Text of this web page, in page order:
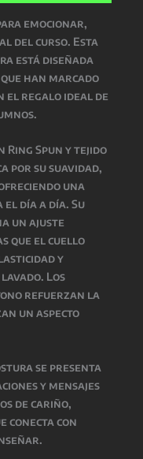
emocionar,
del curso. Esta
está diseñada
han marcado
el regalo ideal de
Ring Spun y tejido
por su suavidad,
una
día a día. Su
un ajuste
que el cuello
y
Los
refuerzan la
un aspecto
se presenta
y mensajes
de cariño,
conecta con